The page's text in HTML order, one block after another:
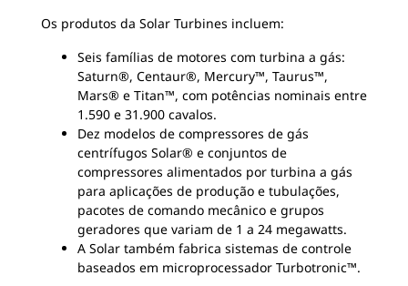
Os produtos da Solar Turbines incluem:
Seis famílias de motores com turbina a gás:
Saturn®, Centaur®, Mercury™, Taurus™,
Mars® e Titan™, com potências nominais entre
1.590 e 31.900 cavalos.
Dez modelos de compressores de gás
centrífugos Solar® e conjuntos de
compressores alimentados por turbina a gás
para aplicações de produção e tubulações,
pacotes de comando mecânico e grupos
geradores que variam de 1 a 24 megawatts.
A Solar também fabrica sistemas de controle
baseados em microprocessador Turbotronic™.